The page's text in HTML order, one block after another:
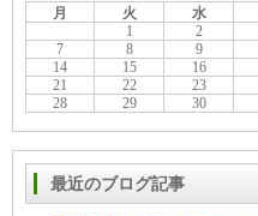
月 火 水
1
2
7
8 9
14
15 16
21
22 23
28
29 30
最近のブログ記事